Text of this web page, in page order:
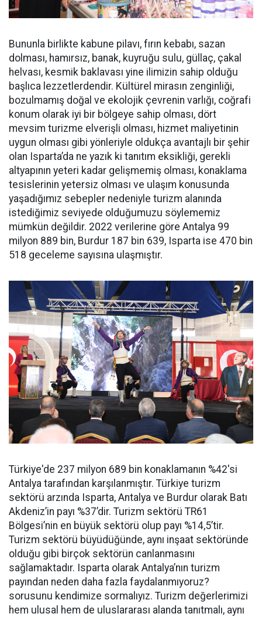
Bununla birlikte kabune pilavı, fırın kebabı, sazan
dolması, hamırsız, banak, kuyruğu sulu, güllaç, çakal
helvası, kesmik baklavası yine ilimizin sahip olduğu
başlıca lezzetlerdendir. Kültürel mirasın zenginliği,
bozulmamış doğal ve ekolojik çevrenin varlığı, coğrafi
konum olarak iyi bir bölgeye sahip olması, dört
mevsim turizme elverişli olması, hizmet maliyetinin
uygun olması gibi yönleriyle oldukça avantajlı bir şehir
olan Isparta’da ne yazık ki tanıtım eksikliği, gerekli
altyapının yeteri kadar gelişmemiş olması, konaklama
tesislerinin yetersiz olması ve ulaşım konusunda
yaşadığımız sebepler nedeniyle turizm alanında
istediğimiz seviyede olduğumuzu söylememiz
mümkün değildir. 2022 verilerine göre Antalya 99
milyon 889 bin, Burdur 187 bin 639, Isparta ise 470 bin
518 geceleme sayısına ulaşmıştır.
Türkiye'de 237 milyon 689 bin konaklamanın %42'si
Antalya tarafından karşılanmıştır. Türkiye turizm
sektörü arzında Isparta, Antalya ve Burdur olarak Batı
Akdeniz’in payı %37’dir. Turizm sektörü TR61
Bölgesi’nin en büyük sektörü olup payı %14,5’tir.
Turizm sektörü büyüdüğünde, aynı inşaat sektöründe
olduğu gibi birçok sektörün canlanmasını
sağlamaktadır. Isparta olarak Antalya’nın turizm
payından neden daha fazla faydalanmıyoruz?
sorusunu kendimize sormalıyız. Turizm değerlerimizi
hem ulusal hem de uluslararası alanda tanıtmalı, aynı